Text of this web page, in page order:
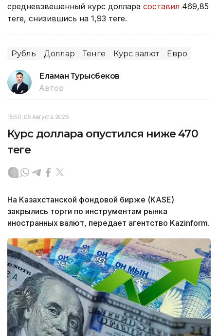
средневзвешенный курс доллара составил 469,85
теңге, снизившись на 1,93 теңге.
Рубль Доллар Тенге Курс валют Евро
Еламан Турысбеков
Автор
15:50, 05 Августа 2026
Курс доллара опустился ниже 470
теңге
На Казахстанской фондовой бирже (KASE)
закрылись торги по инструментам рынка
иностранных валют, передает агентство Kazinform.